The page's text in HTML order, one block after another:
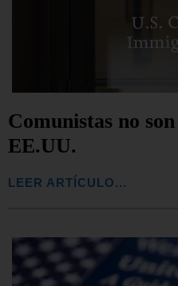
Comunistas no
EE.UU.
LEER ARTÍCULO...